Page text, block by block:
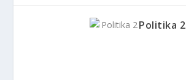
Politika 2